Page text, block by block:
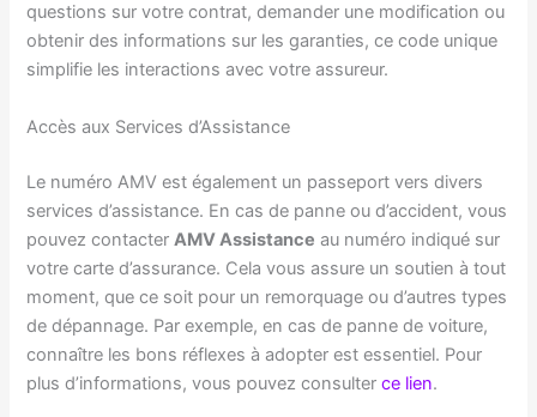
questions sur votre contrat, demander une modification ou
obtenir des informations sur les garanties, ce code unique
simplifie les interactions avec votre assureur.
Accès aux Services d’Assistance
Le numéro AMV est également un passeport vers divers
services d’assistance. En cas de panne ou d’accident, vous
pouvez contacterAMV Assistance au numéro indiqué sur
votre carte d’assurance. Cela vous assure un soutien à tout
moment, que ce soit pour un remorquage ou d’autres types
de dépannage. Par exemple, en cas de panne de voiture,
connaître les bons réflexes à adopter est essentiel. Pour
plus d’informations, vous pouvez consulterce lien.